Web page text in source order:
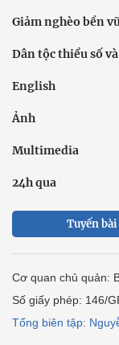
Giảm nghèo bền
Dân tộc thiểu số
English
Ảnh
Multimedia
24h qua
Tuyến bài
Cơ quan chủ quản:
Số giấy phép: 146/
Tổng biên tập: